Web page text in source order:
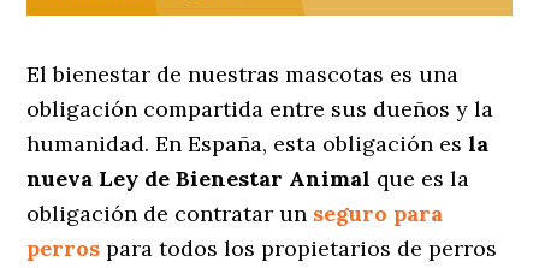
El bienestar de nuestras mascotas es una
obligación compartida entre sus dueños y la
humanidad. En España, esta obligación esla
nueva Ley de Bienestar Animal que es la
obligación de contratar un seguro para
perros para todos los propietarios de perros